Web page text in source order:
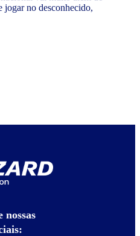
jogar no desconhecido,
nossas